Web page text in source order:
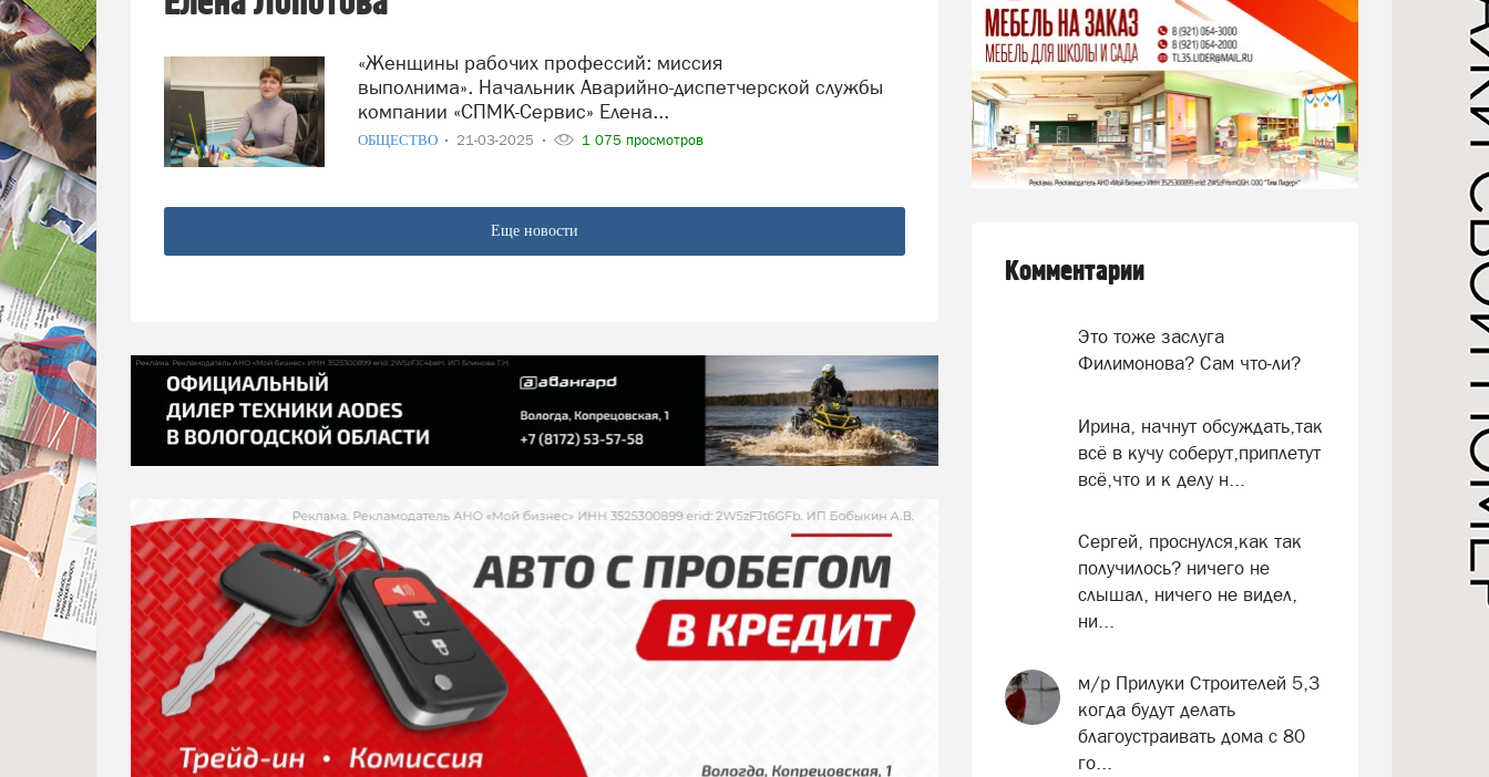
«Женщины рабочих профессий: миссия
выполнима». Начальник Аварийно-диспетчерской службы
компании «СПМК-Сервис» Елена...
ОБЩЕСТВО 21-03-2025 1 075 просмотров
Еще новости
Комментарии
Это тоже заслуга
Филимонова? Сам что-ли?
Ирина, начнут обсуждать,так
всё в кучу соберут,приплетут
всё,что и к делу н...
Сергей, проснулся,как так
получилось? ничего не
слышал, ничего не видел,
ни...
м/р Прилуки Строителей 5,3
когда будут делать
благоустраивать дома с 80
го...